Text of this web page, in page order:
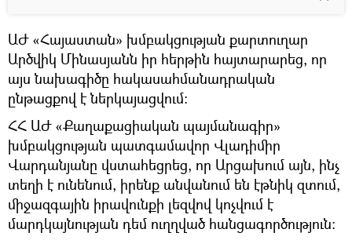
ԱԺ «Հայաստան» խմբակցության քարտուղար
Արծվիկ Մինասյանն իր հերթին հայտարարեց, որ
այս նախագիծը հակասահմանադրական
ընթացքով է ներկայացվում։
ՀՀ ԱԺ «Քաղաքացիական պայմանագիր»
խմբակցության պատգամավոր Վլադիմիր
Վարդանյանը վստահեցրեց, որ Արցախում այն, ինչ
տեղի է ունենում, իրենք անվանում են էթնիկ զտում,
միջազգային իրավունքի լեզվով կոչվում է
մարդկայնության դեմ ուղղված հանցագործություն։